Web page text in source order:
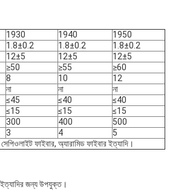
1930 1940
1950
1.8±0.2 1.8±0.2
1.8±0.2
12±5 12±5
12±5
≥50 ≥55
≥60
8 10
12
না না
না
≤45 ≤40
≤40
≤15 ≤15
≤15
300 400
500
3 4
5
ফাইবার, অ্যারামিড ফাইবার ইত্যাদি।
ইত্যাদির জন্য উপযুক্ত।